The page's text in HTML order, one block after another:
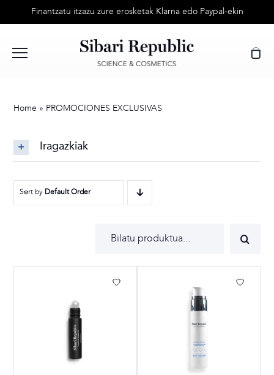
content
Finantzatu itzazu zure erosketak Klarna edo Paypal-ekin
Home » PROMOCIONES EXCLUSIVAS
Iragazkiak
Sort by Default Order